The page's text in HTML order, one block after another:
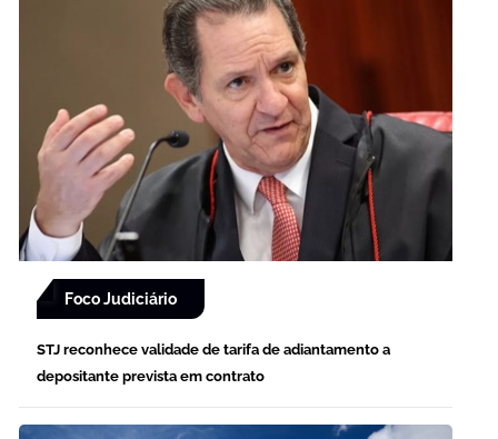
Foco Judiciário
STJ reconhece validade de tarifa de adiantamento a
depositante prevista em contrato